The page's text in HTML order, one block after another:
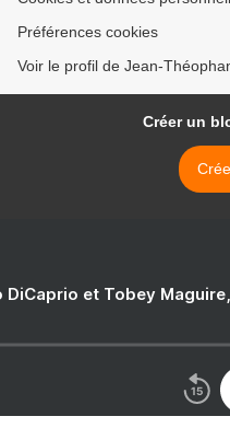
Préférences cookies
Voir le profil de Jean-
Créer un
DiCaprio et Tobey